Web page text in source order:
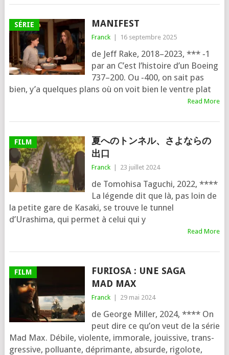
SÉRIE MANIFEST
Franck 16 septembre 2025
de Jeff Rake, 2018–2023, *** ‑1
par an C’est l’his­toire d’un Boeing
737–200. Ou ‑400, on sait pas
bien, y’a quelques plans où on voit bien le ventre plat
Read More
FILM
夏へのトンネル、さよならの
出口
Franck 23 juillet 2024
de Tomohisa Taguchi, 2022, ****
La légende dit que là, pas loin de
la petite gare de Kasaki, se trouve le tun­nel
d’Urashima, qui per­met à celui qui y
Read More
FILM
FURIOSA : UNE SAGA
MAD MAX
Franck 29 mai 2024
de George Miller, 2024, **** On
peut dire ce qu’on veut de la série
Mad Max. Débile, vio­lente, immo­rale, jouis­sive, trans­
gres­sive, pol­luante, dépri­mante, absurde, rigo­lote,